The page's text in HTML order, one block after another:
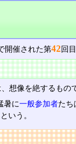
開催された第42回
、想像を絶するもの
暑に一般参加者たち
いう。